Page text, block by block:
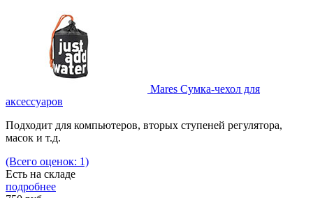
Mares Сумка-чехол для
аксессуаров
Подходит для компьютеров, вторых ступеней регулятора,
масок и т.д.
(Всего оценок: 1)
Есть на складе
подробнее